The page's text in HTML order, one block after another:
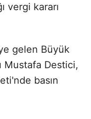
vergi kararı
gelen Büyük
Mustafa Destici,
basın